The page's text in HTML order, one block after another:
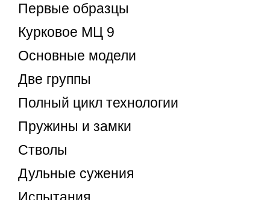
Первые образцы
Курковое МЦ 9
Основные модели
Две группы
Полный цикл технологии
Пружины и замки
Стволы
Дульные сужения